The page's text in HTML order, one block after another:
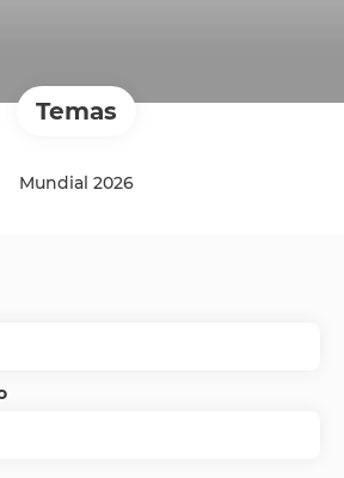
Temas
Mundial 2026